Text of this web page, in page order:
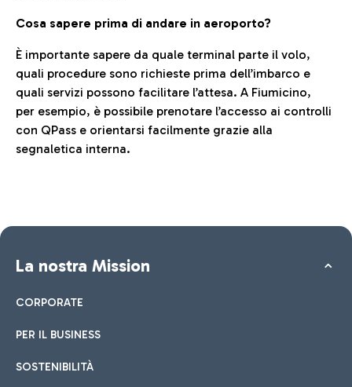
Cosa sapere prima di andare in aeroporto?
È importante sapere da quale terminal parte il volo,
quali procedure sono richieste prima dell’imbarco e
quali servizi possono facilitare l’attesa. A Fiumicino,
per esempio, è possibile prenotare l’accesso ai controlli
con QPass e orientarsi facilmente grazie alla
segnaletica interna.
La nostra Mission
CORPORATE
PER IL BUSINESS
SOSTENIBILITÀ